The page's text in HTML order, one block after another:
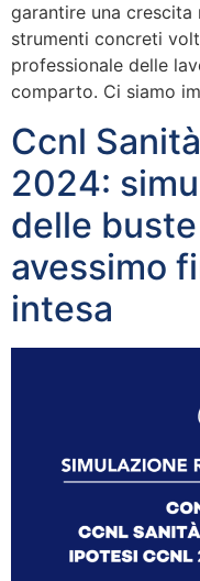
garantire una crescita
strumenti concreti
professionale delle
comparto. Ci siamo
Ccnl
2024:
delle
avessimo
intesa